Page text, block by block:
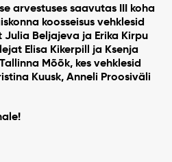
arvestuses saavutas III koha
koosseisus vehklesid
Beljajeva ja Erika Kirpu
Elisa Kikerpill ja Ksenja
Mõõk, kes vehklesid
Kuusk, Anneli Proosiväli